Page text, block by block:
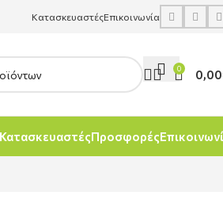
ΚατασκευαστέςΕπικοινωνία
0 0,00
ΚατασκευαστέςΠροσφορές